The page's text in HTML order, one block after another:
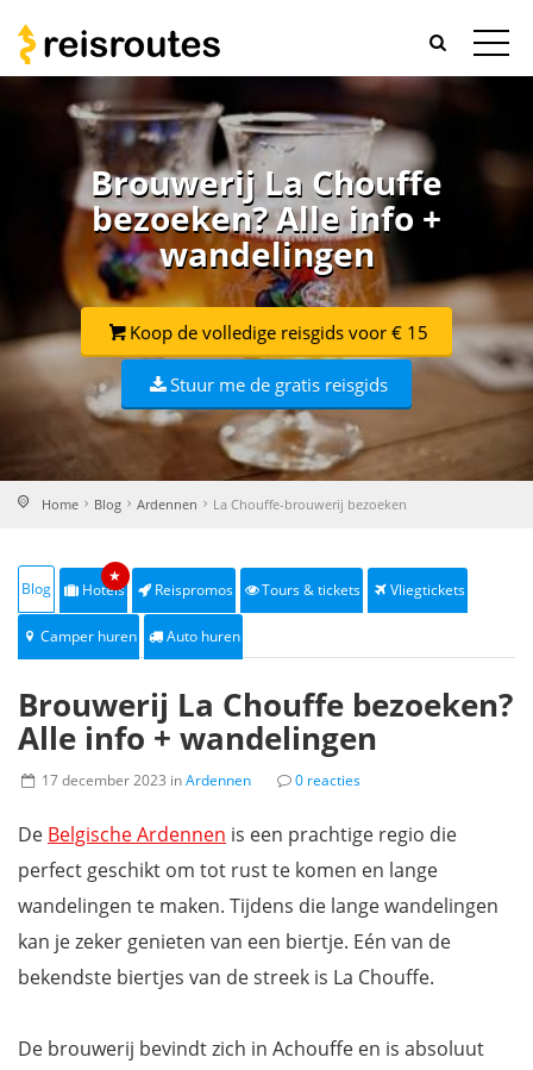
Brouwerij La Chouffe
bezoeken? Alle info +
wandelingen
Koop de volledige reisgids voor € 15
Stuur me de gratis reisgids
Home Blog Ardennen La Chouffe-brouwerij bezoeken
Blog Hotels
★
Reispromos Tours & tickets Vliegtickets
Camper huren Auto huren
Brouwerij La Chouffe bezoeken?
Alle info + wandelingen
17 december 2023 inArdennen 0 reacties
De Belgische Ardennen is een prachtige regio die
perfect geschikt om tot rust te komen en lange
wandelingen te maken. Tijdens die lange wandelingen
kan je zeker genieten van een biertje. Eén van de
bekendste biertjes van de streek is La Chouffe.
De brouwerij bevindt zich in Achouffe en is absoluut